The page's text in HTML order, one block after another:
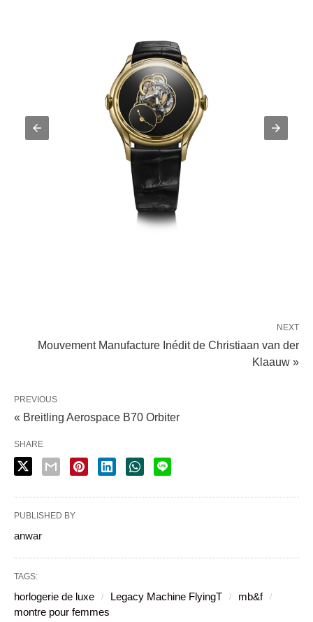
NEXT
Mouvement Manufacture Inédit de Christiaan van der
Klaauw »
PREVIOUS
« Breitling Aerospace B70 Orbiter
SHARE
PUBLISHED BY
anwar
TAGS:
horlogerie de luxe Legacy Machine FlyingT
mb&f
montre pour femmes